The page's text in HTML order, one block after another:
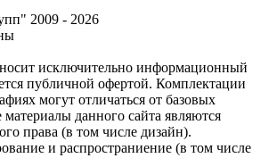
2009 - 2026
исключительно информационный
публичной офертой. Комплектации
могут отличаться от базовых
данного сайта являются
права (в том числе дизайн).
и распространиение (в том числе